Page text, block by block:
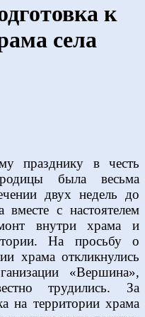
к
села
празднику в честь
была весьма
двух недель до
вместе с настоятелем
внутри храма и
На просьбу о
храма откликнулись
«Вершина»,
трудились. За
на территории храма